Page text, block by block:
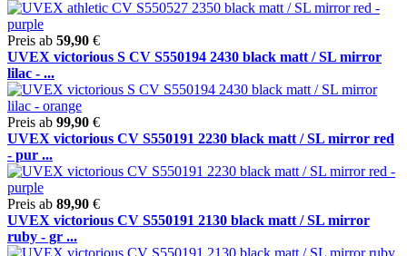
Preis ab 59,90 €
UVEX victorious S CV S550194 2430 black matt / SL mirror
lilac - ...
Preis ab 99,90 €
UVEX victorious CV S550191 2230 black matt / SL mirror red
- pur ...
Preis ab 89,90 €
UVEX victorious CV S550191 2130 black matt / SL mirror
ruby - gr ...